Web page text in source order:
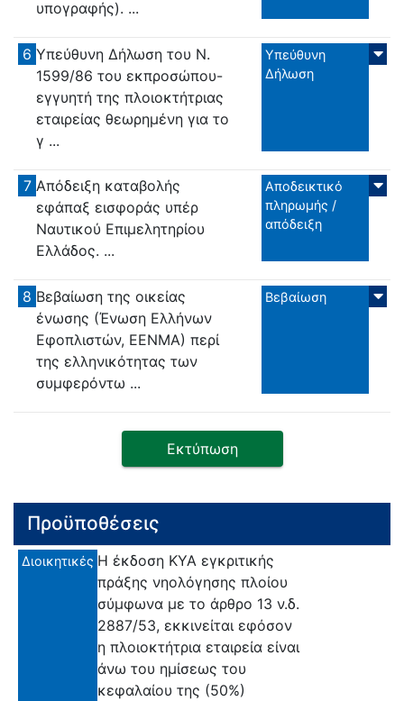
υπογραφής). ...
6 Υπεύθυνη Δήλωση του Ν.
1599/86 του εκπροσώπου-
εγγυητή της πλοιοκτήτριας
εταιρείας θεωρημένη για το
γ ...
Υπεύθυνη
Δήλωση
7 Απόδειξη καταβολής
εφάπαξ εισφοράς υπέρ
Ναυτικού Επιμελητηρίου
Ελλάδος. ...
Αποδεικτικό
πληρωμής /
απόδειξη
8 Βεβαίωση της οικείας
ένωσης (Ένωση Ελλήνων
Εφοπλιστών, ΕΕΝΜΑ) περί
της ελληνικότητας των
συμφερόντω ...
Βεβαίωση
Εκτύπωση
Προϋποθέσεις
Διοικητικές Η έκδοση ΚΥΑ εγκριτικής
πράξης νηολόγησης πλοίου
σύμφωνα με το άρθρο 13 ν.δ.
2887/53, εκκινείται εφόσον
η πλοιοκτήτρια εταιρεία είναι
άνω του ημίσεως του
κεφαλαίου της (50%)